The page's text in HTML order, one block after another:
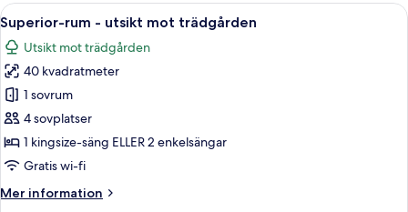
Öppna
alla
foton
för
Superior-
rum
-
utsikt
trädgården
Ett hotellrum med två sängar, ett
11
Superior-rum - utsikt mot trädgården
Utsikt mot trädgården
40 kvadratmeter
1 sovrum
4 sovplatser
1 kingsize-säng ELLER 2 enkelsängar
Gratis wi-fi
Mer information
Mer